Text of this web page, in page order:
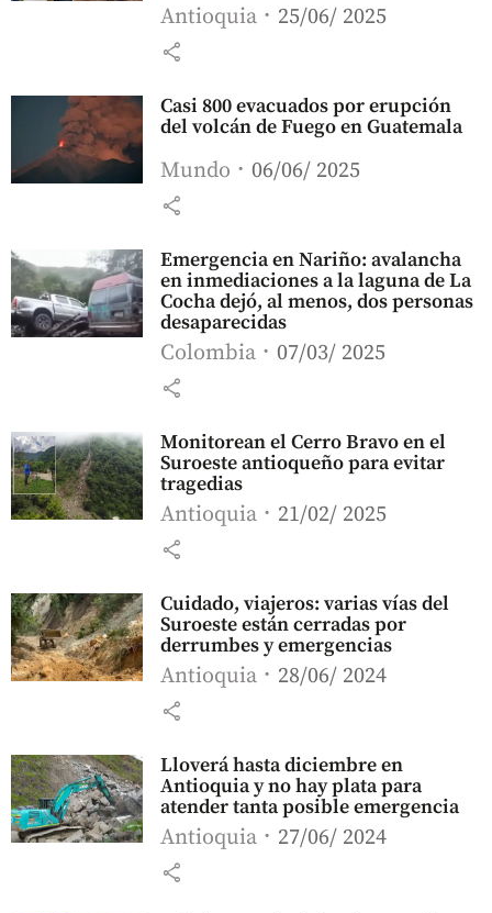
Antioquia 25/06/ 2025
share
Casi 800 evacuados por erupción
del volcán de Fuego en Guatemala
Mundo 06/06/ 2025
share
Emergencia en Nariño: avalancha
en inmediaciones a la laguna de La
Cocha dejó, al menos, dos personas
desaparecidas
Colombia 07/03/ 2025
share
Monitorean el Cerro Bravo en el
Suroeste antioqueño para evitar
tragedias
Antioquia 21/02/ 2025
share
Cuidado, viajeros: varias vías del
Suroeste están cerradas por
derrumbes y emergencias
Antioquia 28/06/ 2024
share
Lloverá hasta diciembre en
Antioquia y no hay plata para
atender tanta posible emergencia
Antioquia 27/06/ 2024
share